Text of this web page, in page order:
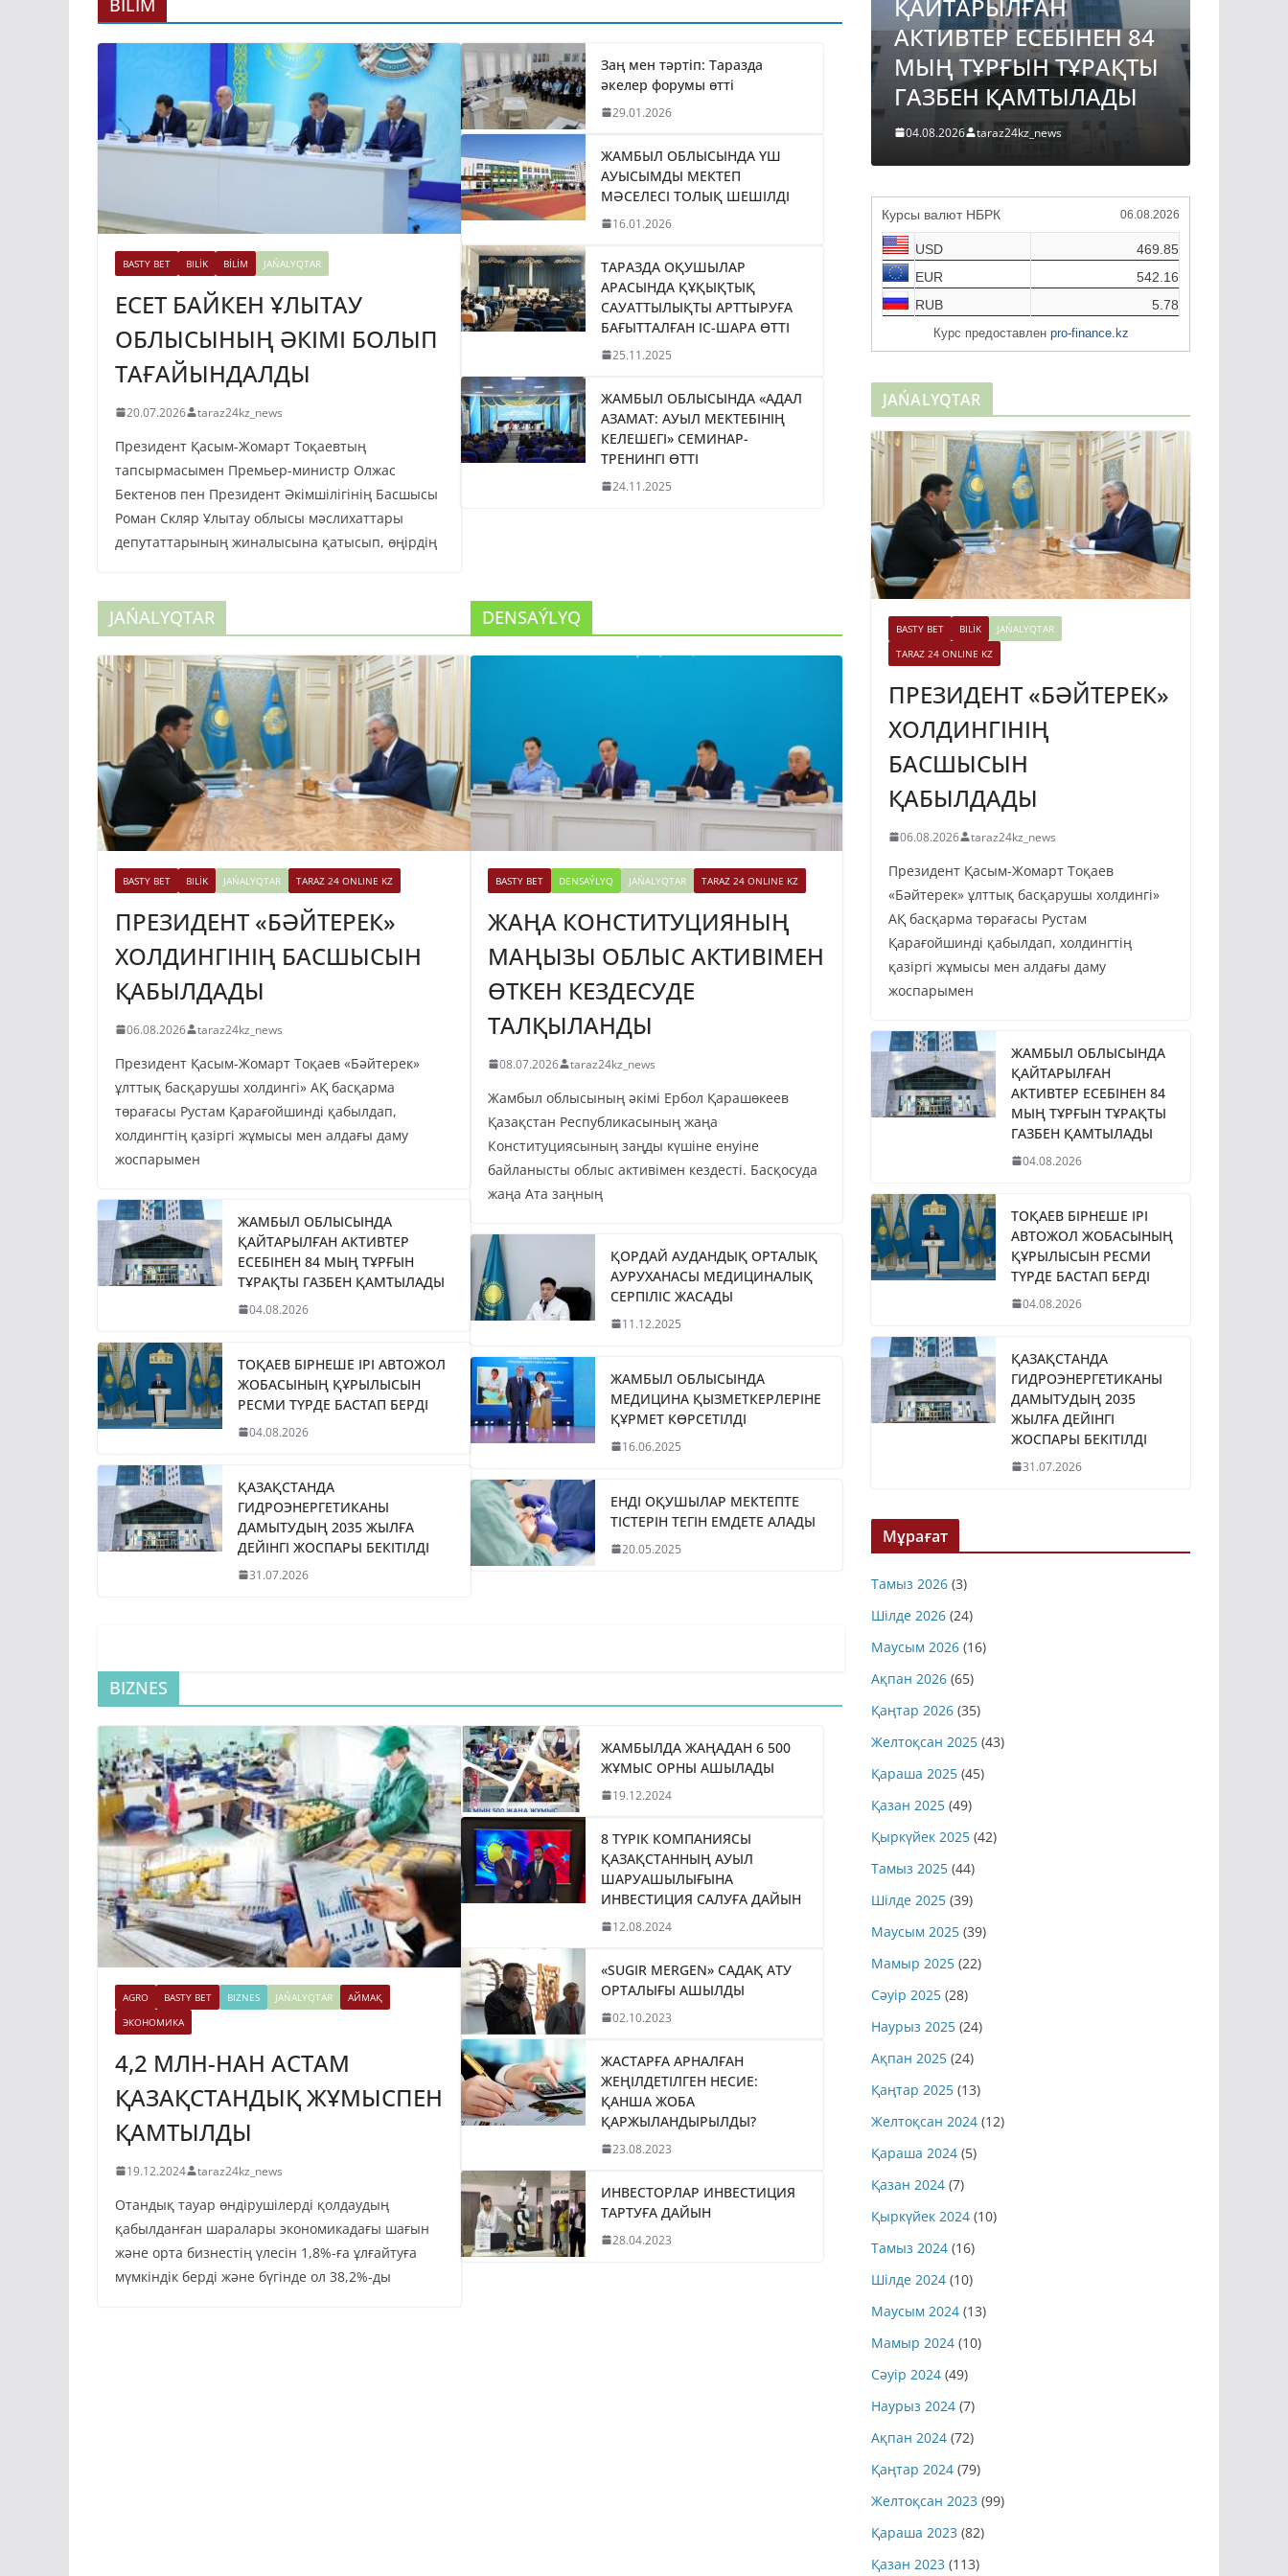
BASTY BET BILİK BİLİM JAŃALYQTAR
ЕСЕТ БАЙКЕН ҰЛЫТАУ
ОБЛЫСЫНЫҢ ӘКІМІ БОЛЫП
ТАҒАЙЫНДАЛДЫ
20.07.2026 taraz24kz_news
Президент Қасым-Жомарт Тоқаевтың
тапсырмасымен Премьер-министр Олжас
Бектенов пен Президент Әкімшілігінің Басшысы
Роман Скляр Ұлытау облысы мәслихаттары
депутаттарының жиналысына қатысып, өңірдің
Заң мен тәртіп: Таразда
әкелер форумы өтті
29.01.2026
ЖАМБЫЛ ОБЛЫСЫНДА ҮШ
АУЫСЫМДЫ МЕКТЕП
МӘСЕЛЕСІ ТОЛЫҚ ШЕШІЛДІ
16.01.2026
ТАРАЗДА ОҚУШЫЛАР
АРАСЫНДА ҚҰҚЫҚТЫҚ
САУАТТЫЛЫҚТЫ АРТТЫРУҒА
БАҒЫТТАЛҒАН ІС-ШАРА ӨТТІ
25.11.2025
ЖАМБЫЛ ОБЛЫСЫНДА «АДАЛ
АЗАМАТ: АУЫЛ МЕКТЕБІНІҢ
КЕЛЕШЕГІ» СЕМИНАР-
ТРЕНИНГІ ӨТТІ
24.11.2025
JAŃALYQTAR
BASTY BET BILİK JAŃALYQTAR TARAZ 24 ONLINE KZ
ПРЕЗИДЕНТ «БӘЙТЕРЕК»
ХОЛДИНГІНІҢ БАСШЫСЫН
ҚАБЫЛДАДЫ
06.08.2026 taraz24kz_news
Президент Қасым-Жомарт Тоқаев «Бәйтерек»
ұлттық басқарушы холдингі» АҚ басқарма
төрағасы Рустам Қарағойшинді қабылдап,
холдингтің қазіргі жұмысы мен алдағы даму
жоспарымен
ЖАМБЫЛ ОБЛЫСЫНДА
ҚАЙТАРЫЛҒАН АКТИВТЕР
ЕСЕБІНЕН 84 МЫҢ ТҰРҒЫН
ТҰРАҚТЫ ГАЗБЕН ҚАМТЫЛАДЫ
04.08.2026
ТОҚАЕВ БІРНЕШЕ ІРІ АВТОЖОЛ
ЖОБАСЫНЫҢ ҚҰРЫЛЫСЫН
РЕСМИ ТҮРДЕ БАСТАП БЕРДІ
04.08.2026
ҚАЗАҚСТАНДА
ГИДРОЭНЕРГЕТИКАНЫ
ДАМЫТУДЫҢ 2035 ЖЫЛҒА
ДЕЙІНГІ ЖОСПАРЫ БЕКІТІЛДІ
31.07.2026
DENSAÝLYQ
BASTY BET DENSAÝLYQ JAŃALYQTAR TARAZ 24 ONLINE KZ
ЖАҢА КОНСТИТУЦИЯНЫҢ
МАҢЫЗЫ ОБЛЫС АКТИВІМЕН
ӨТКЕН КЕЗДЕСУДЕ
ТАЛҚЫЛАНДЫ
08.07.2026 taraz24kz_news
Жамбыл облысының әкімі Ербол Қарашөкеев
Қазақстан Республикасының жаңа
Конституциясының заңды күшіне енуіне
байланысты облыс активімен кездесті. Басқосуда
жаңа Ата заңның
ҚОРДАЙ АУДАНДЫҚ ОРТАЛЫҚ
АУРУХАНАСЫ МЕДИЦИНАЛЫҚ
СЕРПІЛІС ЖАСАДЫ
11.12.2025
ЖАМБЫЛ ОБЛЫСЫНДА
МЕДИЦИНА ҚЫЗМЕТКЕРЛЕРІНЕ
ҚҰРМЕТ КӨРСЕТІЛДІ
16.06.2025
ЕНДІ ОҚУШЫЛАР МЕКТЕПТЕ
ТІСТЕРІН ТЕГІН ЕМДЕТЕ АЛАДЫ
20.05.2025
BIZNES
AGRO BASTY BET BIZNES JAŃALYQTAR
АЙМАҚ
ЭКОНОМИКА
4,2 МЛН-НАН АСТАМ
ҚАЗАҚСТАНДЫҚ ЖҰМЫСПЕН
ҚАМТЫЛДЫ
19.12.2024 taraz24kz_news
Отандық тауар өндірушілерді қолдаудың
қабылданған шаралары экономикадағы шағын
және орта бизнестің үлесін 1,8%-ға ұлғайтуға
мүмкіндік берді және бүгінде ол 38,2%-ды
ЖАМБЫЛДА ЖАҢАДАН 6 500
ЖҰМЫС ОРНЫ АШЫЛАДЫ
19.12.2024
8 ТҮРІК КОМПАНИЯСЫ
ҚАЗАҚСТАННЫҢ АУЫЛ
ШАРУАШЫЛЫҒЫНА
ИНВЕСТИЦИЯ САЛУҒА ДАЙЫН
12.08.2024
«SUGIR MERGEN» САДАҚ АТУ
ОРТАЛЫҒЫ АШЫЛДЫ
02.10.2023
ЖАСТАРҒА АРНАЛҒАН
ЖЕҢІЛДЕТІЛГЕН НЕСИЕ:
ҚАНША ЖОБА
ҚАРЖЫЛАНДЫРЫЛДЫ?
23.08.2023
ИНВЕСТОРЛАР ИНВЕСТИЦИЯ
ТАРТУҒА ДАЙЫН
28.04.2023
ДАМЫТУДЫҢ 2035
ЖЫЛҒА ДЕЙІНГІ
ЖОСПАРЫ БЕКІТІЛДІ
31.07.2026 taraz24kz_news
ХОЛДИНГІНІҢ
БАСШЫСЫН
ҚАБЫЛДАДЫ
ҚАЙТАРЫЛҒАН
АКТИВТЕР ЕСЕБІНЕН 84
МЫҢ ТҰРҒЫН ТҰРАҚТЫ
ГАЗБЕН ҚАМТЫЛАДЫ
04.08.2026 taraz24kz_news
Курсы валют НБРК 06.08.2026
USD
469.85
EUR
542.16
RUB
5.78
Курс предоставлен pro-finance.kz
JAŃALYQTAR
BASTY BET BILİK
JAŃALYQTAR
TARAZ 24 ONLINE KZ
ПРЕЗИДЕНТ «БӘЙТЕРЕК»
ХОЛДИНГІНІҢ
БАСШЫСЫН
ҚАБЫЛДАДЫ
06.08.2026 taraz24kz_news
Президент Қасым-Жомарт Тоқаев
«Бәйтерек» ұлттық басқарушы холдингі»
АҚ басқарма төрағасы Рустам
Қарағойшинді қабылдап, холдингтің
қазіргі жұмысы мен алдағы даму
жоспарымен
ЖАМБЫЛ ОБЛЫСЫНДА
ҚАЙТАРЫЛҒАН
АКТИВТЕР ЕСЕБІНЕН 84
МЫҢ ТҰРҒЫН ТҰРАҚТЫ
ГАЗБЕН ҚАМТЫЛАДЫ
04.08.2026
ТОҚАЕВ БІРНЕШЕ ІРІ
АВТОЖОЛ ЖОБАСЫНЫҢ
ҚҰРЫЛЫСЫН РЕСМИ
ТҮРДЕ БАСТАП БЕРДІ
04.08.2026
ҚАЗАҚСТАНДА
ГИДРОЭНЕРГЕТИКАНЫ
ДАМЫТУДЫҢ 2035
ЖЫЛҒА ДЕЙІНГІ
ЖОСПАРЫ БЕКІТІЛДІ
31.07.2026
Мұрағат
Тамыз 2026 (3)
Шілде 2026 (24)
Маусым 2026 (16)
Ақпан 2026 (65)
Қаңтар 2026 (35)
Желтоқсан 2025 (43)
Қараша 2025 (45)
Қазан 2025 (49)
Қыркүйек 2025 (42)
Тамыз 2025 (44)
Шілде 2025 (39)
Маусым 2025 (39)
Мамыр 2025 (22)
Сәуір 2025 (28)
Наурыз 2025 (24)
Ақпан 2025 (24)
Қаңтар 2025 (13)
Желтоқсан 2024 (12)
Қараша 2024 (5)
Қазан 2024 (7)
Қыркүйек 2024 (10)
Тамыз 2024 (16)
Шілде 2024 (10)
Маусым 2024 (13)
Мамыр 2024 (10)
Сәуір 2024 (49)
Наурыз 2024 (7)
Ақпан 2024 (72)
Қаңтар 2024 (79)
Желтоқсан 2023 (99)
Қараша 2023 (82)
Қазан 2023 (113)